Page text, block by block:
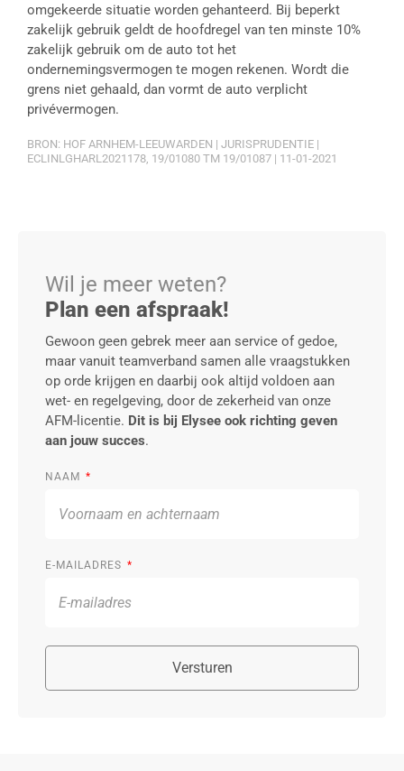
omgekeerde situatie worden gehanteerd. Bij beperkt
zakelijk gebruik geldt de hoofdregel van ten minste 10%
zakelijk gebruik om de auto tot het
ondernemingsvermogen te mogen rekenen. Wordt die
grens niet gehaald, dan vormt de auto verplicht
privévermogen.
BRON: HOF ARNHEM-LEEUWARDEN | JURISPRUDENTIE |
ECLINLGHARL2021178, 19/01080 TM 19/01087 | 11-01-2021
Wil je meer weten?
Plan een afspraak!
Gewoon geen gebrek meer aan service of gedoe,
maar vanuit teamverband samen alle vraagstukken
op orde krijgen en daarbij ook altijd voldoen aan
wet- en regelgeving, door de zekerheid van onze
AFM-licentie. Dit is bij Elysee ook richting geven
aan jouw succes.
NAAM
E-MAILADRES
Versturen